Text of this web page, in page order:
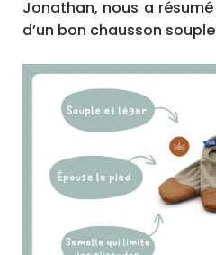
Jonathan, nous a résumé
d’un bon chausson souple